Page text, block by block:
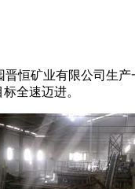
矿业有限公司生
全速迈进。